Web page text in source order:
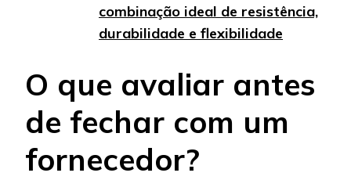
combinação ideal de resistência,
durabilidade e flexibilidade
O que avaliar antes
de fechar com um
fornecedor?